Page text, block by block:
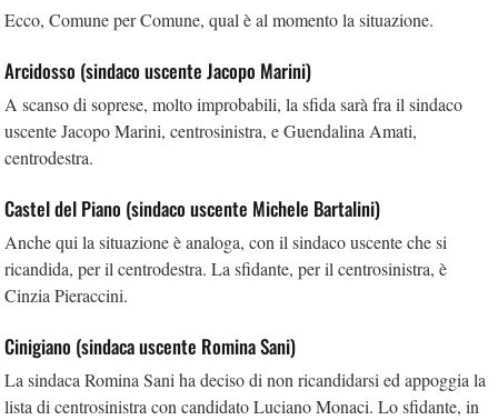
Ecco, Comune per Comune, qual è al momento la situazione.
Arcidosso (sindaco uscente Jacopo Marini)
A scanso di soprese, molto improbabili, la sfida sarà fra il sindaco
uscente Jacopo Marini, centrosinistra, e Guendalina Amati,
centrodestra.
Castel del Piano (sindaco uscente Michele Bartalini)
Anche qui la situazione è analoga, con il sindaco uscente che si
ricandida, per il centrodestra. La sfidante, per il centrosinistra, è
Cinzia Pieraccini.
Cinigiano (sindaca uscente Romina Sani)
La sindaca Romina Sani ha deciso di non ricandidarsi ed appoggia la
lista di centrosinistra con candidato Luciano Monaci. Lo sfidante, in